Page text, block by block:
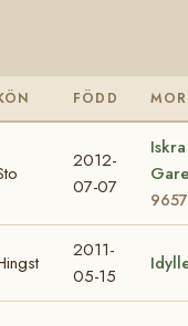
FÖDD MOR
2012-
07-07
2011-
05-15